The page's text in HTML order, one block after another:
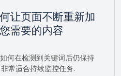
让页面不断重新加
需要的内容
何在检测到关键词后仍保持
常适合持续监控任务.